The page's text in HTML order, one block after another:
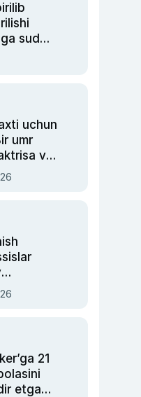
sud
uchun
umr
va
xavotir
21
etgan